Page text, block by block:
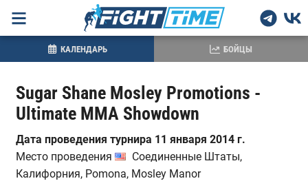
Sugar Shane Mosley Promotions -
Ultimate MMA Showdown
Дата проведения турнира 11 января 2014 г.
Место проведения
Соединенные Штаты,
Калифорния, Pomona, Mosley Manor
КАЛЕНДАРЬ БОЙЦЫ